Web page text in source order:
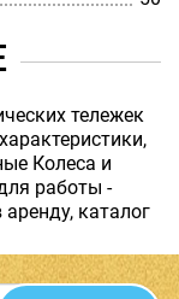
тележек
Колеса и
работы -
каталог